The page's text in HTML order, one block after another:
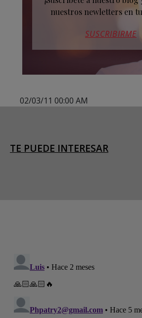
nuestros newletters en
SUSCRIBIRME
02/03/11 00:00 AM
TE PUEDE INTERESAR